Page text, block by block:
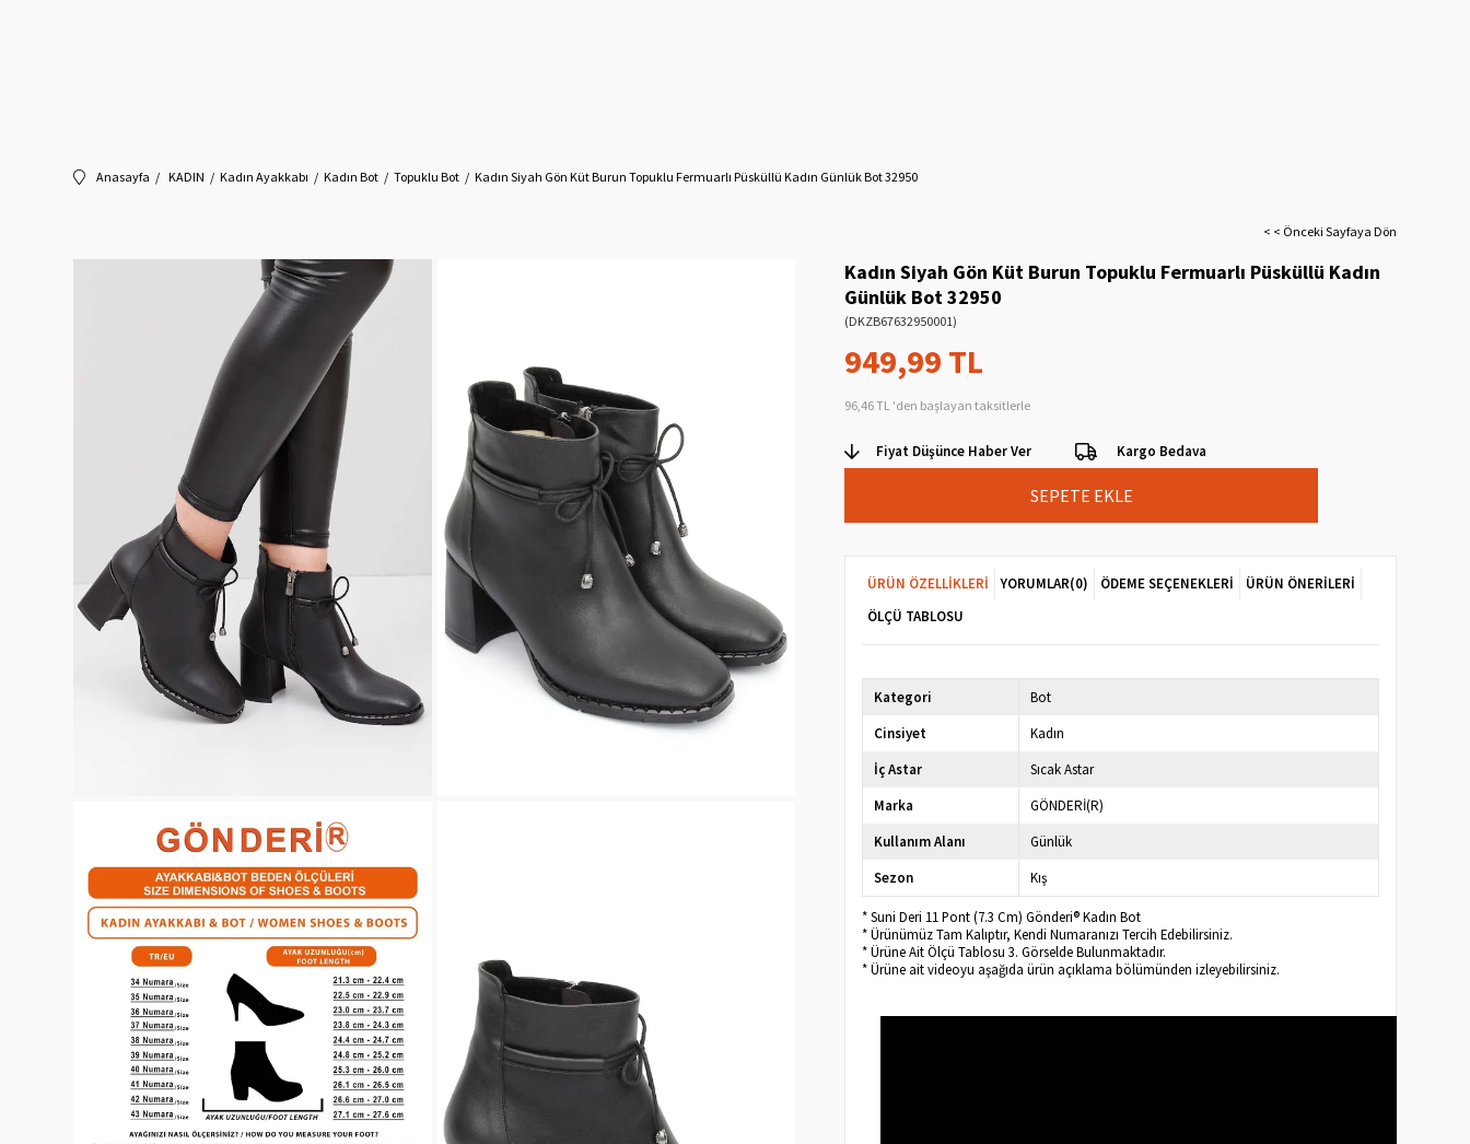
Anasayfa KADIN Kadın Ayakkabı Kadın Bot Topuklu Bot Kadın Siyah Gön Küt Burun Topuklu Fermuarlı Püsküllü Kadın Günlük Bot 32950
< < Önceki Sayfaya Dön
Kadın Siyah Gön Küt Burun Topuklu Fermuarlı Püsküllü Kadın
Günlük Bot 32950
(DKZB67632950001)
949,99 TL
96,46 TL 'den başlayan taksitlerle
Fiyat Düşünce Haber Ver Kargo Bedava
ÜRÜN ÖZELLIKLERI YORUMLAR(0) ÖDEME SEÇENEKLERI
ÜRÜN ÖNERILERI
ÖLÇÜ TABLOSU
Kategori
Bot
Cinsiyet
Kadın
İç Astar
Sıcak Astar
Marka
GÖNDERİ(R)
Kullanım Alanı
Günlük
Sezon
Kış
* Suni Deri 11 Pont (7.3 Cm) Gönderi® Kadın Bot
* Ürünümüz Tam Kalıptır, Kendi Numaranızı Tercih Edebilirsiniz.
* Ürüne Ait Ölçü Tablosu 3. Görselde Bulunmaktadır.
* Ürüne ait videoyu aşağıda ürün açıklama bölümünden izleyebilirsiniz.